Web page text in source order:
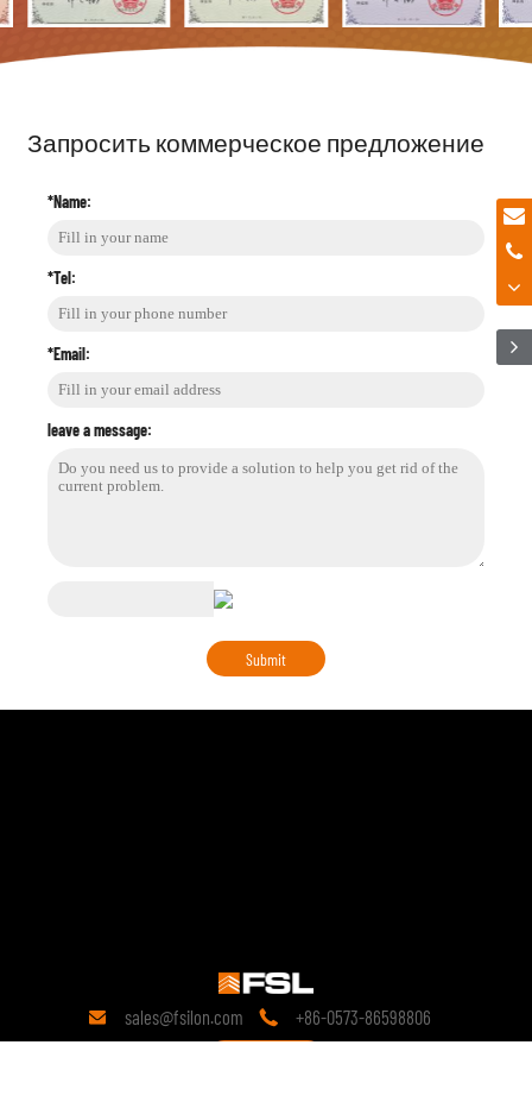
Запросить коммерческое предложение
*Name:
*Tel:
*Email:
leave a message:
 sales@fsilon.com  +86-0573-86598806